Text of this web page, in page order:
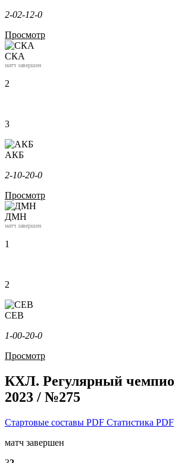
2-02-12-0
Просмотр
СКА
матч завершен
2
3
АКБ
2-10-20-0
Просмотр
ДМН
матч завершен
1
2
СЕВ
1-00-20-0
Просмотр
КХЛ. Регулярный
2023 / №275
Стартовые составы PDF Статистика PDF
матч завершен